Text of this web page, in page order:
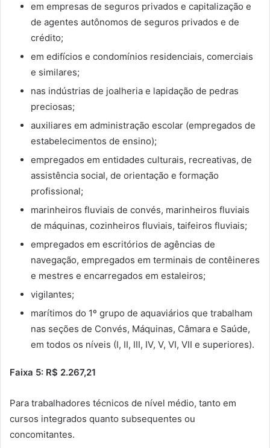
em empresas de seguros privados e capitalização e
de agentes autônomos de seguros privados e de
crédito;
em edifícios e condomínios residenciais, comerciais
e similares;
nas indústrias de joalheria e lapidação de pedras
preciosas;
auxiliares em administração escolar (empregados de
estabelecimentos de ensino);
empregados em entidades culturais, recreativas, de
assistência social, de orientação e formação
profissional;
marinheiros fluviais de convés, marinheiros fluviais
de máquinas, cozinheiros fluviais, taifeiros fluviais;
empregados em escritórios de agências de
navegação, empregados em terminais de contêineres
e mestres e encarregados em estaleiros;
vigilantes;
marítimos do 1º grupo de aquaviários que trabalham
nas seções de Convés, Máquinas, Câmara e Saúde,
em todos os níveis (I, II, III, IV, V, VI, VII e superiores).
Faixa 5: R$ 2.267,21
Para trabalhadores técnicos de nível médio, tanto em
cursos integrados quanto subsequentes ou
concomitantes.